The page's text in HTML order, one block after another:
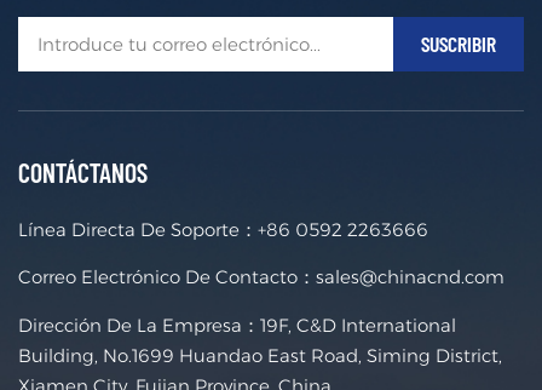
CONTÁCTANOS
Línea Directa De Soporte： +86 0592 2263666
Correo Electrónico De Contacto： sales@chinacnd.com
Dirección De La Empresa：19F, C&D International
Building, No.1699 Huandao East Road, Siming District,
Xiamen City, Fujian Province, China